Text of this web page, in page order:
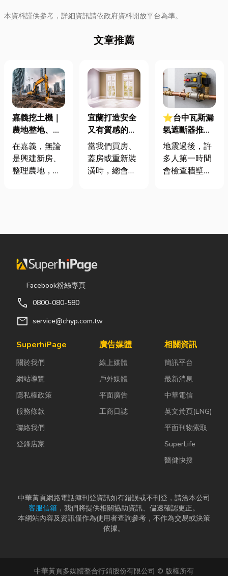
本資料謹供參考，詳細資訊請依政府資料開放平台為準。
文章推薦
嘉義挖土機｜
農地整地、基
地開挖、土方
清運
在嘉義，無論
是興建新房、
整理農地，還
的嘉義挖土
速完成開挖、
整地與回填工
作，更能大幅
間，提高工程
效率。對許多
言，從農田整
平，到住宅基
礎開挖，挖土
機早已成為...
宜蘭打造安全
又有質感的
家，從專業門
窗開始
當我們買房、
蓋房或重新裝
潢時，總會把
天都在使用的
門窗不只是遮
通風與生活品
氣候潮濕多
又美觀的門窗
產品，更是
打...
⭐台中瓦斯漏
氣遮斷器推薦
廠商在這！地
震氣爆怎麼
防？警報器與
地震過後，許
多人第一時間
會檢查牆壁裂
線。日前日本
默充斥在空間
一絲靜電或按
下開關的火
花...
Facebook粉絲專頁
call 0800-080-580
mail service@chyp.com.tw
SuperhiPage
關於我們
網站導覽
隱私權政策
服務條款
聯絡我們
登錄店家
廣告媒體
線上媒體
戶外媒體
平面廣告
工商日誌
相關資訊
簡訊平台
最新消息
中華電信
英文黃頁(ENG)
平面刊物索取
SuperLife
醫健快搜
中華黃頁網路電話簿刊登資訊如有錯誤或不刊登，請洽本公司
客服信箱 ，我們將提供相關協助資訊、儘速確認更正。
本網站內容及資訊僅作為使用者查詢參考，不作為交易或決策
依據。
中華黃頁多媒體整合行銷股份有限公司 © 版權所有